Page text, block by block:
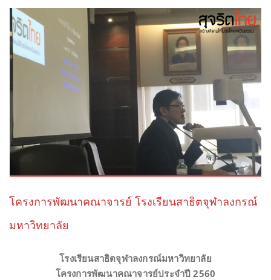
โครงการพัฒนาคณาจารย์ โรงเรียนสาธิตจุฬาลงกรณ์
มหาวิทยาลัย
โรงเรียนสาธิตจุฬาลงกรณ์มหาวิทยาลัย
โครงการพัฒนาคณาจารย์ประจำปี 2560